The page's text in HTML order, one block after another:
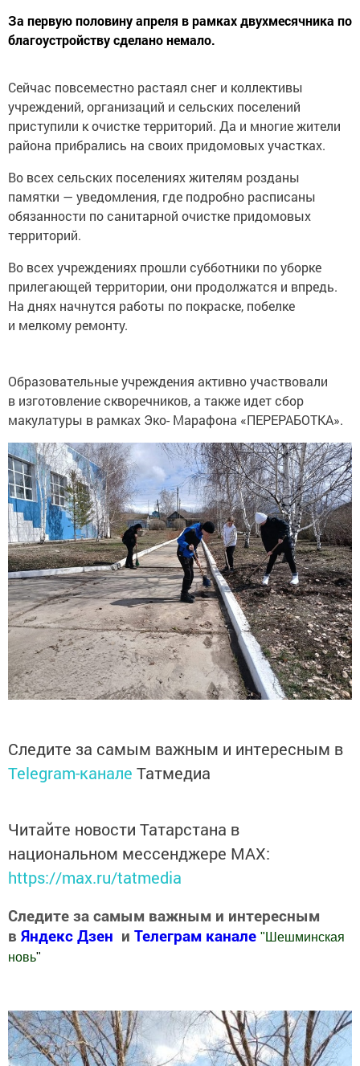
За первую половину апреля в рамках двухмесячника по
благоустройству сделано немало.
Сейчас повсеместно растаял снег и коллективы
учреждений, организаций и сельских поселений
приступили к очистке территорий. Да и многие жители
района прибрались на своих придомовых участках.
Во всех сельских поселениях жителям розданы
памятки — уведомления, где подробно расписаны
обязанности по санитарной очистке придомовых
территорий.
Во всех учреждениях прошли субботники по уборке
прилегающей территории, они продолжатся и впредь.
На днях начнутся работы по покраске, побелке
и мелкому ремонту.
Образовательные учреждения активно участвовали
в изготовление скворечников, а также идет сбор
макулатуры в рамках Эко- Марафона «ПЕРЕРАБОТКА».
Следите за самым важным и интересным в
Telegram-канале Татмедиа
Читайте новости Татарстана в
национальном мессенджере MАХ:
https://max.ru/tatmedia
Следите за самым важным и интересным
в Яндекс Дзен и Телеграм канале " Шешминская
новь"